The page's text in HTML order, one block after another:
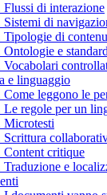
Flussi di interazione
Sistemi di
Tipologie di
Ontologie e standard
Vocabolari
e linguaggio
Come leggono le
Le regole per un
Microtesti
Scrittura
Content critique
Traduzione e